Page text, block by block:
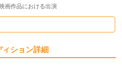
画作品における出演
ィション詳細